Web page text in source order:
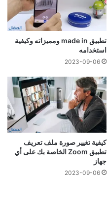
تطبيق made in ومميزاته وكيفية
استخدامه
2023-09-06
كيفية تغيير صورة ملف تعريف
تطبيق Zoom الخاصة بك على أي
جهاز
2023-09-06